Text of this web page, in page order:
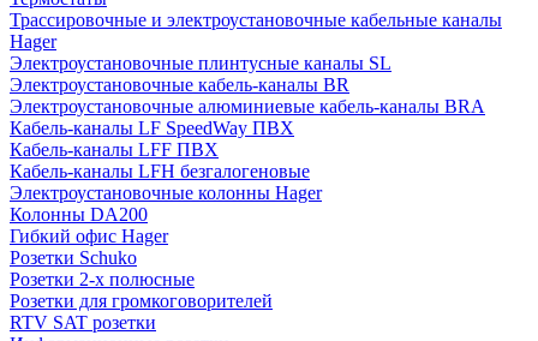
Трассировочные и электроустановочные кабельные каналы
Hager
Электроустановочные плинтусные каналы SL
Электроустановочные кабель-каналы BR
Электроустановочные алюминиевые кабель-каналы BRA
Кабель-каналы LF SpeedWay ПВХ
Кабель-каналы LFF ПВХ
Кабель-каналы LFH безгалогеновые
Электроустановочные колонны Hager
Колонны DA200
Гибкий офис Hager
Розетки Schuko
Розетки 2-х полюсные
Розетки для громкоговорителей
RTV SAT розетки